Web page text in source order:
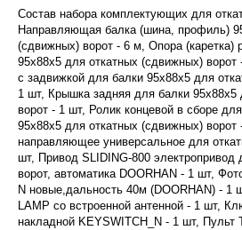
Состав набора комплектующих для
Направляющая балка (шина, профиль)
(сдвижных) ворот - 6 м, Опора (каретка)
95х88х5 для откатных (сдвижных)
с задвижкой для балки 95х88х5 для
1 шт, Крышка задняя для балки
ворот - 1 шт, Ролик концевой в сборе
95х88х5 для откатных (сдвижных) ворот
направляющее универсальное для
шт, Привод SLIDING-800 электропривод
ворот, автоматика DOORHAN - 1 шт,
N новые,дальность 40м (DOORHAN) - 1
LAMP со встроенной антенной - 1 шт,
накладной KEYSWITCH_N - 1 шт, Пульт